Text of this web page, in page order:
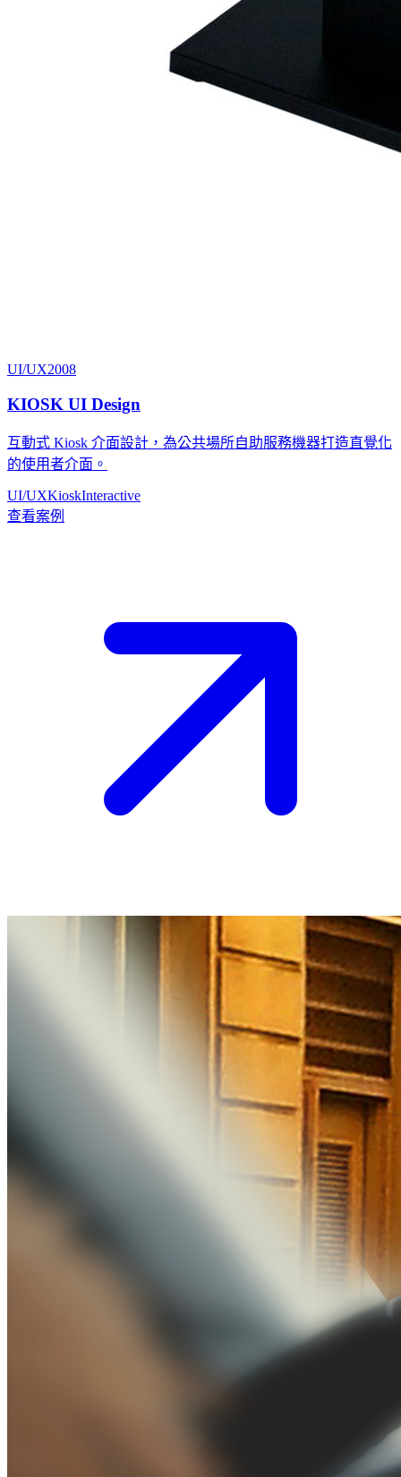
UI/UX2008
KIOSK UI Design
互動式 Kiosk 介面設計，為公共場所自助服務機器打造直覺化
的使用者介面。
UI/UXKioskInteractive
查看案例